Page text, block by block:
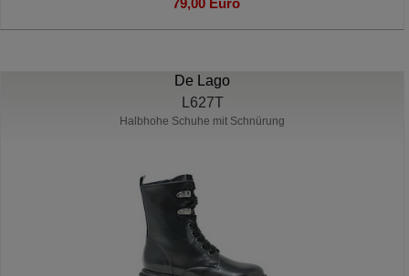
79,00 Euro
De Lago
L627T
Halbhohe Schuhe mit Schnürung